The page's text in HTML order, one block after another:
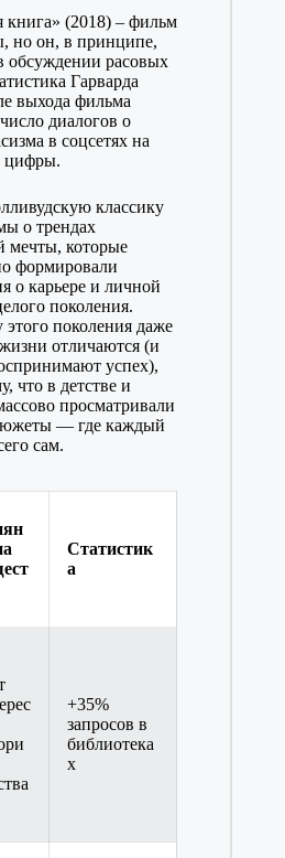
книга» (2018) – фильм
но он, в принципе,
обсуждении расовых
Гарварда
выхода фильма
диалогов о
в соцсетях на
цифры.
классику
о трендах
мечты, которые
формировали
о карьере и личной
поколения.
поколения даже
отличаются (и
успех),
что в детстве и
просматривали
— где каждый
сам.
Статистик
а
+35%
запросов в
библиотека
х